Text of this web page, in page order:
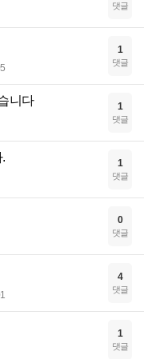
댓글
1
댓글
니다 1
댓글
1
댓글
0
댓글
4
댓글
1
댓글